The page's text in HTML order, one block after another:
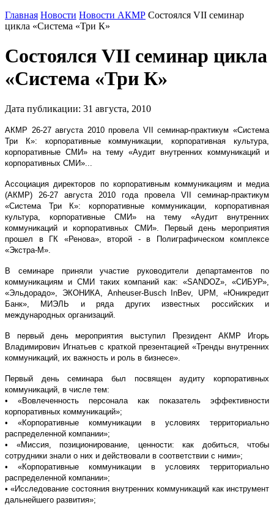
Главная Новости Новости АКМР Cостоялся VII семинар
цикла «Система «Три К»
Cостоялся VII семинар цикла
«Система «Три К»
Дата публикации: 31 августа, 2010
АКМР 26-27 августа 2010 провела VII семинар-практикум «Система
Три К»: корпоративные коммуникации, корпоративная культура,
корпоративные СМИ» на тему «Аудит внутренних коммуникаций и
корпоративных СМИ»...
Ассоциация директоров по корпоративным коммуникациям и медиа
(АКМР) 26-27 августа 2010 года провела VII семинар-практикум
«Система Три К»: корпоративные коммуникации, корпоративная
культура, корпоративные СМИ» на тему «Аудит внутренних
коммуникаций и корпоративных СМИ». Первый день мероприятия
прошел в ГК «Ренова», второй - в Полиграфическом комплексе
«Экстра-М».
В семинаре приняли участие руководители департаментов по
коммуникациям и СМИ таких компаний как: «SANDOZ», «СИБУР»,
«Эльдорадо», ЭКОНИКА, Anheuser-Busch InBev, UPM, «Юникредит
Банк», МИЭЛЬ и ряда других известных российских и
международных организаций.
В первый день мероприятия выступил Президент АКМР Игорь
Владимирович Игнатьев с краткой презентацией «Тренды внутренних
коммуникаций, их важность и роль в бизнесе».
Первый день семинара был посвящен аудиту корпоративных
коммуникаций, в числе тем:
• «Вовлеченность персонала как показатель эффективности
корпоративных коммуникаций»;
• «Корпоративные коммуникации в условиях территориально
распределенной компании»;
• «Миссия, позиционирование, ценности: как добиться, чтобы
сотрудники знали о них и действовали в соответствии с ними»;
• «Корпоративные коммуникации в условиях территориально
распределенной компании»;
• «Исследование состояния внутренних коммуникаций как инструмент
дальнейшего развития»;